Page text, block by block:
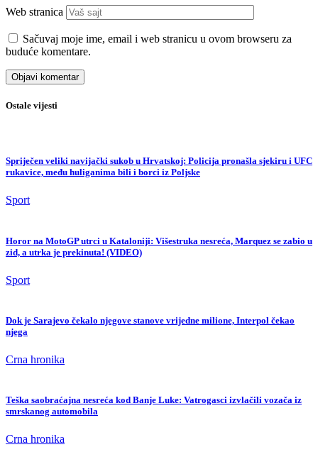
Web stranica
Sačuvaj moje ime, email i web stranicu u ovom browseru za
buduće komentare.
Ostale vijesti
Spriječen veliki navijački sukob u Hrvatskoj: Policija pronašla sjekiru i UFC
rukavice, među huliganima bili i borci iz Poljske
Sport
Horor na MotoGP utrci u Kataloniji: Višestruka nesreća, Marquez se zabio u
zid, a utrka je prekinuta! (VIDEO)
Sport
Dok je Sarajevo čekalo njegove stanove vrijedne milione, Interpol čekao
njega
Crna hronika
Teška saobraćajna nesreća kod Banje Luke: Vatrogasci izvlačili vozača iz
smrskanog automobila
Crna hronika